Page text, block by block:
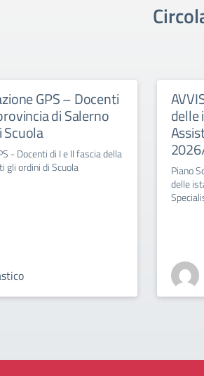
GPS – Docenti
di Salerno
- Docenti di I e II fascia della
gli ordini di Scuola
delle
Piano
delle